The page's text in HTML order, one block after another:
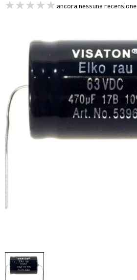
ancora nessuna recensione